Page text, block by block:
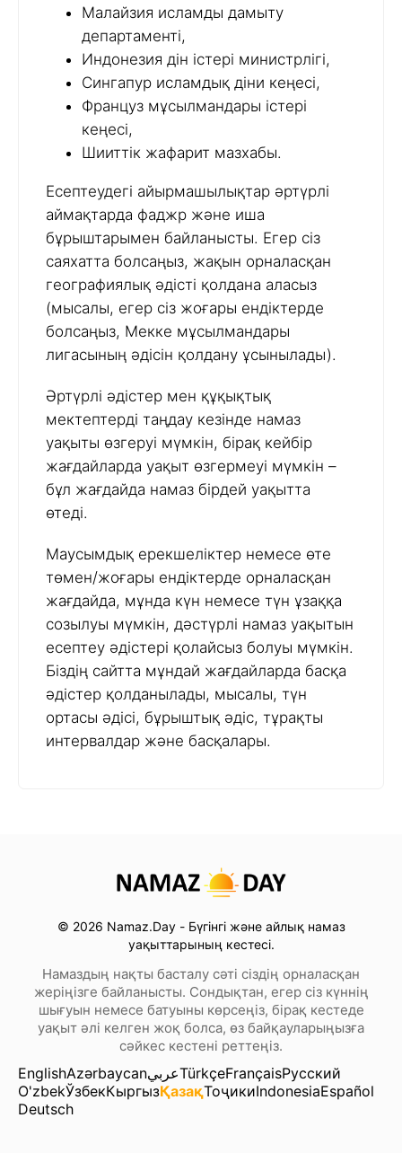
Малайзия исламды дамыту
департаменті,
Индонезия дін істері министрлігі,
Сингапур исламдық діни кеңесі,
Француз мұсылмандары істері
кеңесі,
Шииттік жафарит мазхабы.
Есептеудегі айырмашылықтар әртүрлі
аймақтарда фаджр және иша
бұрыштарымен байланысты. Егер сіз
саяхатта болсаңыз, жақын орналасқан
географиялық әдісті қолдана аласыз
(мысалы, егер сіз жоғары ендіктерде
болсаңыз, Мекке мұсылмандары
лигасының әдісін қолдану ұсынылады).
Әртүрлі әдістер мен құқықтық
мектептерді таңдау кезінде намаз
уақыты өзгеруі мүмкін, бірақ кейбір
жағдайларда уақыт өзгермеуі мүмкін –
бұл жағдайда намаз бірдей уақытта
өтеді.
Маусымдық ерекшеліктер немесе өте
төмен/жоғары ендіктерде орналасқан
жағдайда, мұнда күн немесе түн ұзаққа
созылуы мүмкін, дәстүрлі намаз уақытын
есептеу әдістері қолайсыз болуы мүмкін.
Біздің сайтта мұндай жағдайларда басқа
әдістер қолданылады, мысалы, түн
ортасы әдісі, бұрыштық әдіс, тұрақты
интервалдар және басқалары.
© 2026 Namaz.Day - Бүгінгі және айлық намаз
уақыттарының кестесі.
Намаздың нақты басталу сәті сіздің орналасқан
жеріңізге байланысты. Сондықтан, егер сіз күннің
шығуын немесе батуыны көрсеңіз, бірақ кестеде
уақыт әлі келген жоқ болса, өз байқауларыңызға
сәйкес кестені реттеңіз.
EnglishAzərbaycanعربيTürkçeFrançaisРусский
O'zbekЎзбекКыргызҚазақТоҷикиIndonesiaEspañol
Deutsch